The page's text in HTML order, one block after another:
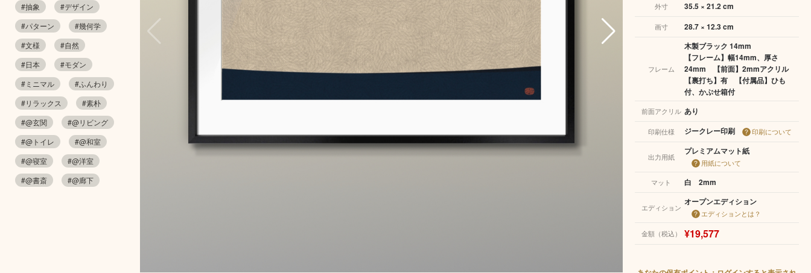
#抽象
#デザイン
#パターン
#幾何学
#文様
#自然
#日本
#モダン
#ミニマル
#ふんわり
#リラックス
#素朴
#@玄関
#@リビング
#@トイレ
#@和室
#@寝室
#@洋室
#@書斎
#@廊下
外寸 35.5 × 21.2 cm
画寸 28.7 × 12.3 cm
フレーム
木製ブラック 14mm
【フレーム】幅14mm、厚さ
24mm 【前面】2mmアクリル
【裏打ち】有 【付属品】ひも
付、かぶせ箱付
前面アクリル あり
印刷仕様 ジークレー印刷 印刷について
出力用紙
プレミアムマット紙
用紙について
マット
白 2mm
エディション
オープンエディション
エディションとは？
金額（税込） ¥19,577